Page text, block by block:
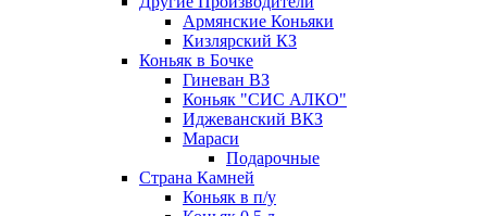
Армянские Коньяки
Кизлярский КЗ
Коньяк в Бочке
Гиневан ВЗ
Коньяк "СИС АЛКО"
Иджеванский ВКЗ
Мараси
Подарочные
Страна Камней
Коньяк в п/у